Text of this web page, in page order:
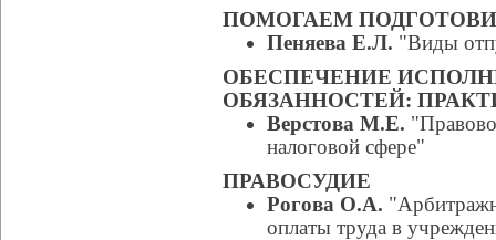
ПОМОГАЕМ
Пеняева Е.Л. "Виды
ОБЕСПЕЧЕНИЕ
ОБЯЗАННОСТЕЙ:
Верстова М.Е.
налоговой сфере"
ПРАВОСУДИЕ
Рогова О.А.
оплаты труда в